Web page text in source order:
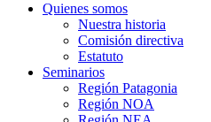
Quienes somos
Nuestra historia
Comisión directiva
Estatuto
Seminarios
Región Patagonia
Región NOA